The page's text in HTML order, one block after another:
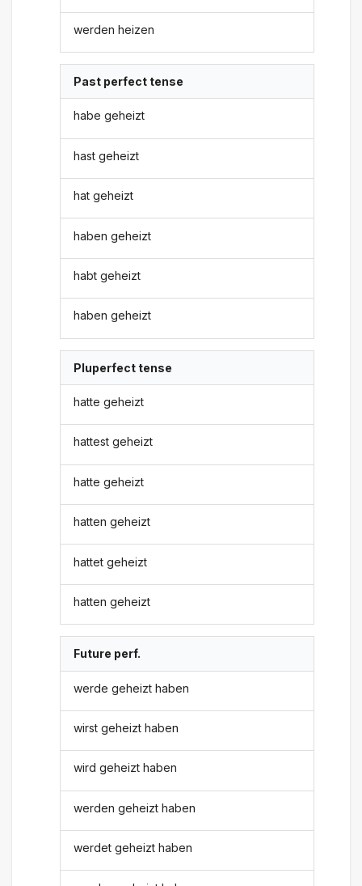
werden heizen
Past perfect tense
habe geheizt
hast geheizt
hat geheizt
haben geheizt
habt geheizt
haben geheizt
Pluperfect tense
hatte geheizt
hattest geheizt
hatte geheizt
hatten geheizt
hattet geheizt
hatten geheizt
Future perf.
werde geheizt haben
wirst geheizt haben
wird geheizt haben
werden geheizt haben
werdet geheizt haben